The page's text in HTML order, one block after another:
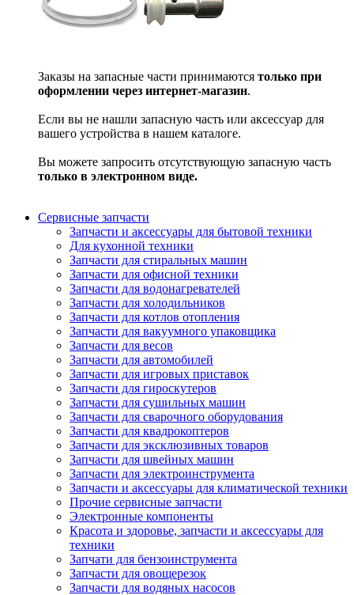
Заказы на запасные части принимаются только при
оформлении через интернет-магазин.
Если вы не нашли запасную часть или аксессуар для
вашего устройства в нашем каталоге.
Вы можете запросить отсутствующую запасную часть
только в электронном виде.
Сервисные запчасти
Запчасти и аксессуары для бытовой техники
Для кухонной техники
Запчасти для стиральных машин
Запчасти для офисной техники
Запчасти для водонагревателей
Запчасти для холодильников
Запчасти для котлов отопления
Запчасти для вакуумного упаковщика
Запчасти для весов
Запчасти для автомобилей
Запчасти для игровых приставок
Запчасти для гироскутеров
Запчасти для сушильных машин
Запчасти для сварочного оборудования
Запчасти для квадрокоптеров
Запчасти для эксклюзивных товаров
Запчасти для швейных машин
Запчасти для электроинструмента
Запчасти и аксессуары для климатической техники
Прочие сервисные запчасти
Электронные компоненты
Красота и здоровье, запчасти и аксессуары для
техники
Запчати для бензоинструмента
Запчасти для овощерезок
Запчасти для водяных насосов